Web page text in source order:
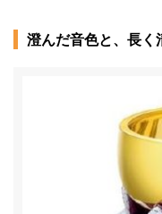
澄んだ音色と、長く